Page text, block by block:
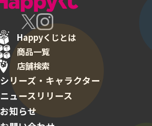
Happyくじとは
商品一覧
店舗検索
シリーズ・キャラクター
ニュースリリース
お知らせ